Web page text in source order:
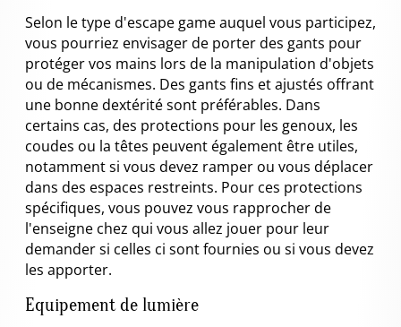
Selon le type d'escape game auquel vous participez,
vous pourriez envisager de porter des gants pour
protéger vos mains lors de la manipulation d'objets
ou de mécanismes. Des gants fins et ajustés offrant
une bonne dextérité sont préférables. Dans
certains cas, des protections pour les genoux, les
coudes ou la têtes peuvent également être utiles,
notamment si vous devez ramper ou vous déplacer
dans des espaces restreints. Pour ces protections
spécifiques, vous pouvez vous rapprocher de
l'enseigne chez qui vous allez jouer pour leur
demander si celles ci sont fournies ou si vous devez
les apporter.
Equipement de lumière